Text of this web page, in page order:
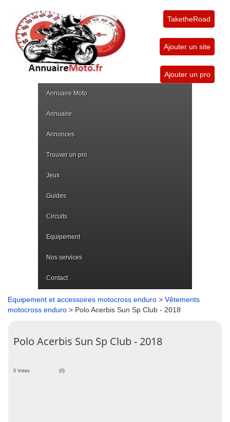
TaketheRoad
Ajouter un site
Ajouter un pro
Annuaire Moto
Annuaire
Annonces
Trouver un pro
Jeux
Guides
Circuits
Equipement
Nos services
Contact
Equipement et accessoires motocross enduro > Vêtements
motocross enduro > Polo Acerbis Sun Sp Club - 2018
Polo Acerbis Sun Sp Club - 2018
0 Votes (0)